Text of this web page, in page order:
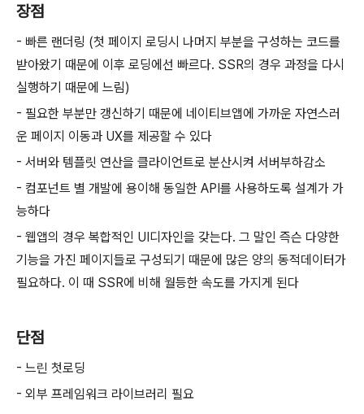
장점
- 빠른 랜더링 (첫 페이지 로딩시 나머지 부분을 구성하는 코드를
받아왔기 때문에 이후 로딩에선 빠르다. SSR의 경우 과정을 다시
실행하기 때문에 느림)
- 필요한 부분만 갱신하기 때문에 네이티브앱에 가까운 자연스러
운 페이지 이동과 UX를 제공할 수 있다
- 서버와 템플릿 연산을 클라이언트로 분산시켜 서버부하감소
- 컴포넌트 별 개발에 용이해 동일한 API를 사용하도록 설계가 가
능하다
- 웹앱의 경우 복합적인 UI디자인을 갖는다. 그 말인 즉슨 다양한
기능을 가진 페이지들로 구성되기 때문에 많은 양의 동적데이터가
필요하다. 이 때 SSR에 비해 월등한 속도를 가지게 된다
단점
- 느린 첫로딩
- 외부 프레임워크 라이브러리 필요